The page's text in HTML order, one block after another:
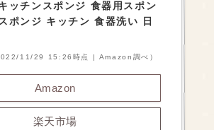
ッチンスポンジ 食器用スポン
ポンジ キッチン 食器洗い 日
11/29 15:26時点 | Amazon調べ）
Amazon
楽天市場